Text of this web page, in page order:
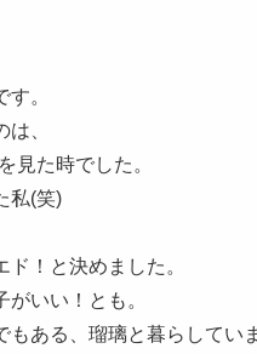
。
、
見た時でした。
私(笑)
！と決めました。
いい！とも。
ある、瑠璃と暮らしてい